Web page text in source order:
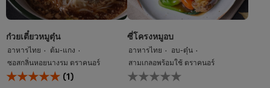
ก๋วยเตี๋ยวหมูตุ๋น
อาหารไทย
ต้ม-แกง
ซอสกลิ่นหอยนางรม ตราคนอร์
คะแนน
เฉลี่ย
(1)
ซี่โครงหมูอบ
อาหารไทย
อบ-ตุ๋น
สามเกลอพร้อมใช้ ตราคนอร์
ไม่มี
การ